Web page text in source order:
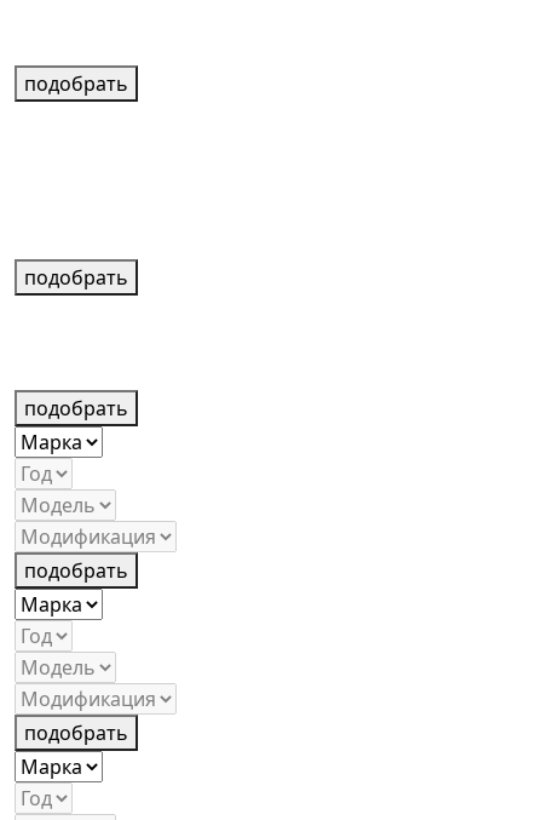
подобрать
подобрать
подобрать
подобрать
подобрать